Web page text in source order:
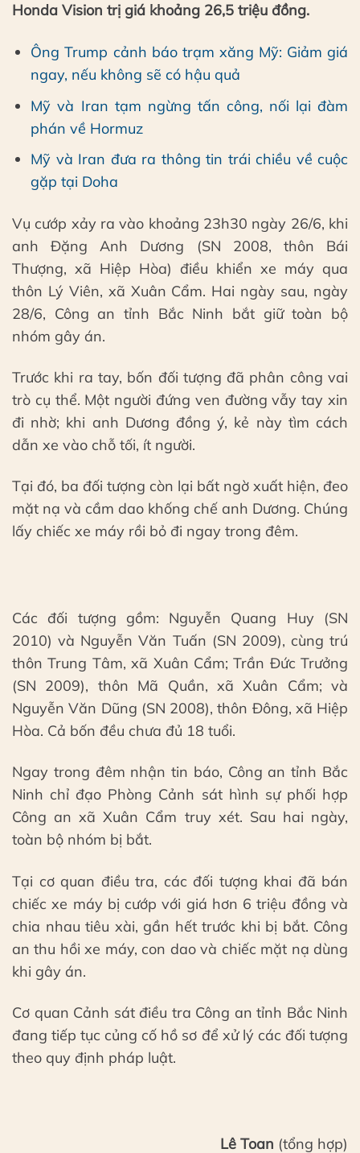
Honda Vision trị giá khoảng 26,5 triệu đồng.
Ông Trump cảnh báo trạm xăng Mỹ: Giảm giá
ngay, nếu không sẽ có hậu quả
Mỹ và Iran tạm ngừng tấn công, nối lại đàm
phán về Hormuz
Mỹ và Iran đưa ra thông tin trái chiều về cuộc
gặp tại Doha
Vụ cướp xảy ra vào khoảng 23h30 ngày 26/6, khi
anh Đặng Anh Dương (SN 2008, thôn Bái
Thượng, xã Hiệp Hòa) điều khiển xe máy qua
thôn Lý Viên, xã Xuân Cẩm. Hai ngày sau, ngày
28/6, Công an tỉnh Bắc Ninh bắt giữ toàn bộ
nhóm gây án.
Trước khi ra tay, bốn đối tượng đã phân công vai
trò cụ thể. Một người đứng ven đường vẫy tay xin
đi nhờ; khi anh Dương đồng ý, kẻ này tìm cách
dẫn xe vào chỗ tối, ít người.
Tại đó, ba đối tượng còn lại bất ngờ xuất hiện, đeo
mặt nạ và cầm dao khống chế anh Dương. Chúng
lấy chiếc xe máy rồi bỏ đi ngay trong đêm.
Các đối tượng gồm: Nguyễn Quang Huy (SN
2010) và Nguyễn Văn Tuấn (SN 2009), cùng trú
thôn Trung Tâm, xã Xuân Cẩm; Trần Đức Trưởng
(SN 2009), thôn Mã Quần, xã Xuân Cẩm; và
Nguyễn Văn Dũng (SN 2008), thôn Đông, xã Hiệp
Hòa. Cả bốn đều chưa đủ 18 tuổi.
Ngay trong đêm nhận tin báo, Công an tỉnh Bắc
Ninh chỉ đạo Phòng Cảnh sát hình sự phối hợp
Công an xã Xuân Cẩm truy xét. Sau hai ngày,
toàn bộ nhóm bị bắt.
Tại cơ quan điều tra, các đối tượng khai đã bán
chiếc xe máy bị cướp với giá hơn 6 triệu đồng và
chia nhau tiêu xài, gần hết trước khi bị bắt. Công
an thu hồi xe máy, con dao và chiếc mặt nạ dùng
khi gây án.
Cơ quan Cảnh sát điều tra Công an tỉnh Bắc Ninh
đang tiếp tục củng cố hồ sơ để xử lý các đối tượng
theo quy định pháp luật.
Lê Toan (tổng hợp)